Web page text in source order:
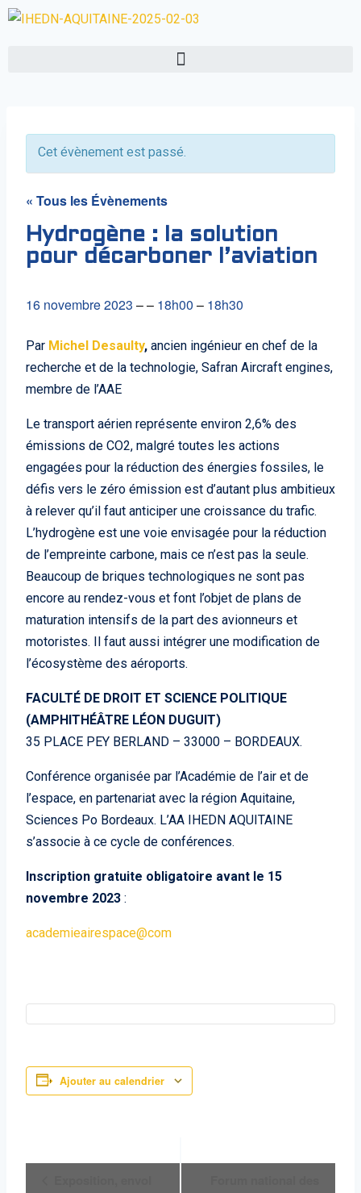
Cet évènement est passé.
« Tous les Évènements
Hydrogène : la solution
pour décarboner l’aviation
16 novembre 2023 – – 18h00 – 18h30
Par Michel Desaulty, ancien ingénieur en chef de la
recherche et de la technologie, Safran Aircraft engines,
membre de l’AAE
Le transport aérien représente environ 2,6% des
émissions de CO2, malgré toutes les actions
engagées pour la réduction des énergies fossiles, le
défis vers le zéro émission est d’autant plus ambitieux
à relever qu’il faut anticiper une croissance du trafic.
L’hydrogène est une voie envisagée pour la réduction
de l’empreinte carbone, mais ce n’est pas la seule.
Beaucoup de briques technologiques ne sont pas
encore au rendez-vous et font l’objet de plans de
maturation intensifs de la part des avionneurs et
motoristes. Il faut aussi intégrer une modification de
l’écosystème des aéroports.
FACULTÉ DE DROIT ET SCIENCE POLITIQUE
(AMPHITHÉÂTRE LÉON DUGUIT)
35 PLACE PEY BERLAND – 33000 – BORDEAUX.
Conférence organisée par l’Académie de l’air et de
l’espace, en partenariat avec la région Aquitaine,
Sciences Po Bordeaux. L’AA IHEDN AQUITAINE
s’associe à ce cycle de conférences.
Inscription gratuite obligatoire avant le 15
novembre 2023 :
academieairespace@com
Ajouter au calendrier